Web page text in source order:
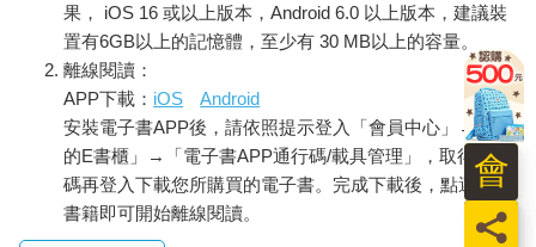
果， iOS 16 或以上版本，Android 6.0 以上版本，建議裝
置有6GB以上的記憶體，至少有 30 MB以上的容量。
離線閱讀：
APP下載： iOS
Android
安裝電子書APP後，請依照提示登入「會員中心」→「我
的E書櫃」→「電子書APP通行碼/載具管理」，取得通行
碼再登入下載您所購買的電子書。完成下載後，點選任一
書籍即可開始離線閱讀。
員
會